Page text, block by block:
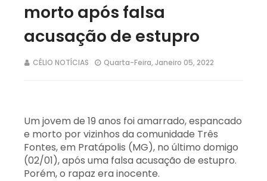
morto após falsa
acusação de estupro
CÉLIO NOTÍCIAS Quarta-Feira, Janeiro 05, 2022
Um jovem de 19 anos foi amarrado, espancado
e morto por vizinhos da comunidade Três
Fontes, em Pratápolis (MG), no último domigo
(02/01), após uma falsa acusação de estupro.
Porém, o rapaz era inocente.